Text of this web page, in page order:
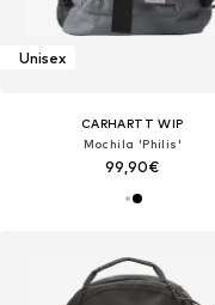
Unisex
CARHARTT WIP
Mochila 'Philis'
99,90€